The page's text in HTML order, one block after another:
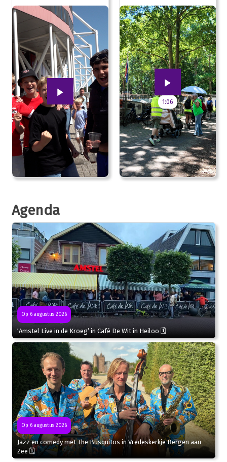
1:06
Agenda
Op 6 augustus 2026
‘Amstel Live in de Kroeg’ in Café De Wit in Heiloo 🗓
Op 6 augustus 2026
Jazz en comedy met The Busquitos in Vredeskerkje Bergen aan
Zee 🗓